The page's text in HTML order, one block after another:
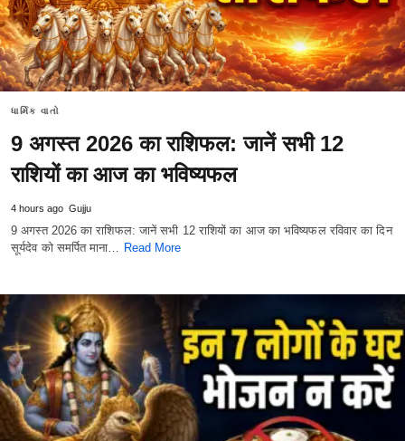
ધાર્મિક વાતો
9 अगस्त 2026 का राशिफल: जानें सभी 12
राशियों का आज का भविष्यफल
4 hours ago Gujju
9 अगस्त 2026 का राशिफल: जानें सभी 12 राशियों का आज का भविष्यफल रविवार का दिन
सूर्यदेव को समर्पित माना… Read More